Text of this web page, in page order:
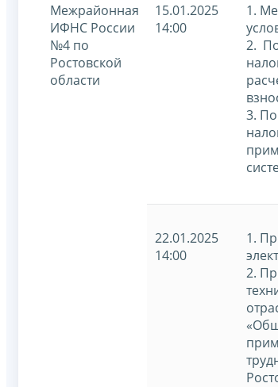
Межрайонная
ИФНС России
№4 по
Ростовской
области
15.01.2025
14:00
1.
2.
3.
22.01.2025
14:00
1.
2.